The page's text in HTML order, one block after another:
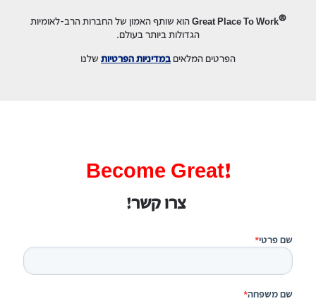
®
Great Place To Workהוא שותף האמון של החברות הרב-לאומיות
הגדולות ביותר בעולם.
הפרטים המלאים במדיניות הפרטיות שלנו
!Become Great
צרו קשר!
שם פרטי*
שם משפחה*